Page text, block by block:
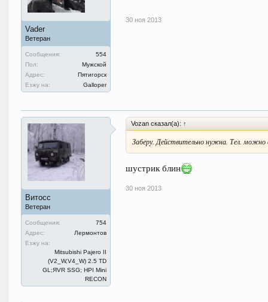
Vader
Ветеран
Сообщения:
554
Пол:
Мужской
Адрес:
Пятигорск
Езжу на:
Galloper
30 ноя 2013
Витосс
Ветеран
Сообщения:
754
Адрес:
Лермонтов
Езжу на:
Mitsubishi Pajero II
(V2_W,V4_W) 2.5 TD
GL;ЯVR SSG; HPI Mini
RECON
Vozan сказал(а): ↑
Заберу. Действительно нужна. Тел. можно
шустрик блин
30 ноя 2013